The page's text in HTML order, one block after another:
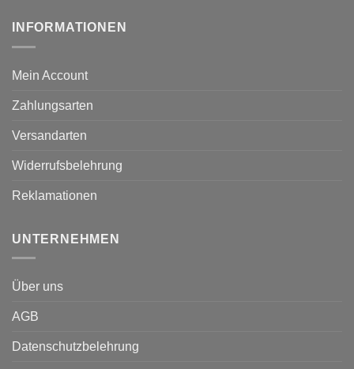
INFORMATIONEN
Mein Account
Zahlungsarten
Versandarten
Widerrufsbelehrung
Reklamationen
UNTERNEHMEN
Über uns
AGB
Datenschutzbelehrung